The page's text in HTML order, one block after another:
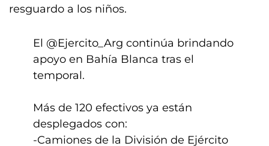
resguardo a los niños.
El @Ejercito_Arg continúa brindando
apoyo en Bahía Blanca tras el
temporal.
Más de 120 efectivos ya están
desplegados con:
-Camiones de la División de Ejército